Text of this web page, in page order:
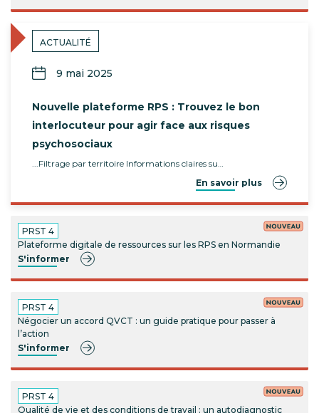
ACTUALITÉ
9 mai 2025
Nouvelle plateforme RPS : Trouvez le bon
interlocuteur pour agir face aux risques
psychosociaux
...Filtrage par territoire Informations claires su…
En savoir plus
PRST 4
Plateforme digitale de ressources sur les RPS en Normandie
S'informer
PRST 4
Négocier un accord QVCT : un guide pratique pour passer à
l’action
S'informer
PRST 4
Qualité de vie et des conditions de travail : un autodiagnostic